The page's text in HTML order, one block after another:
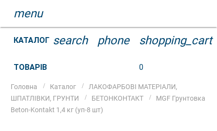
menu
КАТАЛОГ
ТОВАРІВ
search phone shopping_cart
0
Головна Каталог
ЛАКОФАРБОВІ МАТЕРІАЛИ,
ШПАТЛІВКИ, ГРУНТИ
БЕТОНКОНТАКТ
MGF Грунтовка
Beton-Kontakt 1,4 кг (уп-8 шт)